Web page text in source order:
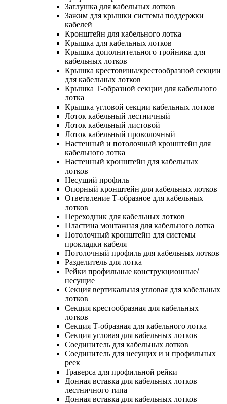
Заглушка для кабельных лотков
Зажим для крышки системы поддержки
кабелей
Кронштейн для кабельного лотка
Крышка для кабельных лотков
Крышка дополнительного тройника для
кабельных лотков
Крышка крестовины/крестообразной секции
для кабельных лотков
Крышка Т-образной секции для кабельного
лотка
Крышка угловой секции кабельных лотков
Лоток кабельный лестничный
Лоток кабельный листовой
Лоток кабельный проволочный
Настенный и потолочный кронштейн для
кабельного лотка
Настенный кронштейн для кабельных
лотков
Несущий профиль
Опорный кронштейн для кабельных лотков
Ответвление Т-образное для кабельных
лотков
Переходник для кабельных лотков
Пластина монтажная для кабельного лотка
Потолочный кронштейн для системы
прокладки кабеля
Потолочный профиль для кабельных лотков
Разделитель для лотка
Рейки профильные конструкционные/
несущие
Секция вертикальная угловая для кабельных
лотков
Секция крестообразная для кабельных
лотков
Секция Т-образная для кабельного лотка
Секция угловая для кабельных лотков
Соединитель для кабельных лотков
Соединитель для несущих и и профильных
реек
Траверса для профильной рейки
Донная вставка для кабельных лотков
лестничного типа
Донная вставка для кабельных лотков